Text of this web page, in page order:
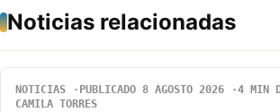
Noticias relacionadas
NOTICIAS PUBLICADO 8 AGOSTO 2026
4 MIN
CAMILA TORRES